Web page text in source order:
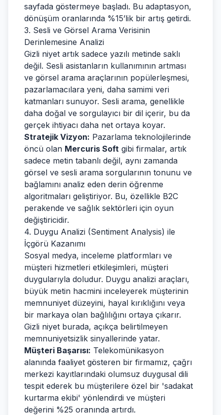
sayfada göstermeye başladı. Bu adaptasyon,
dönüşüm oranlarında %15’lik bir artış getirdi.
3. Sesli ve Görsel Arama Verisinin
Derinlemesine Analizi
Gizli niyet artık sadece yazılı metinde saklı
değil. Sesli asistanların kullanımının artması
ve görsel arama araçlarının popülerleşmesi,
pazarlamacılara yeni, daha samimi veri
katmanları sunuyor. Sesli arama, genellikle
daha doğal ve sorgulayıcı bir dil içerir, bu da
gerçek ihtiyacı daha net ortaya koyar.
Stratejik Vizyon: Pazarlama teknolojilerinde
öncü olan Mercuris Soft gibi firmalar, artık
sadece metin tabanlı değil, aynı zamanda
görsel ve sesli arama sorgularının tonunu ve
bağlamını analiz eden derin öğrenme
algoritmaları geliştiriyor. Bu, özellikle B2C
perakende ve sağlık sektörleri için oyun
değiştiricidir.
4. Duygu Analizi (Sentiment Analysis) ile
İçgörü Kazanımı
Sosyal medya, inceleme platformları ve
müşteri hizmetleri etkileşimleri, müşteri
duygularıyla doludur. Duygu analizi araçları,
büyük metin hacmini inceleyerek müşterinin
memnuniyet düzeyini, hayal kırıklığını veya
bir markaya olan bağlılığını ortaya çıkarır.
Gizli niyet burada, açıkça belirtilmeyen
memnuniyetsizlik sinyallerinde yatar.
Müşteri Başarısı: Telekomünikasyon
alanında faaliyet gösteren bir firmamız, çağrı
merkezi kayıtlarındaki olumsuz duygusal dili
tespit ederek bu müşterilere özel bir 'sadakat
kurtarma ekibi' yönlendirdi ve müşteri
değerini %25 oranında artırdı.